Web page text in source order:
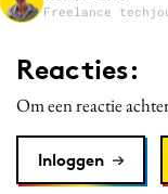
PR
Purpose Marketing
Reputatie & crisis
Freelance
Reacties:
Om een reactie
Inloggen